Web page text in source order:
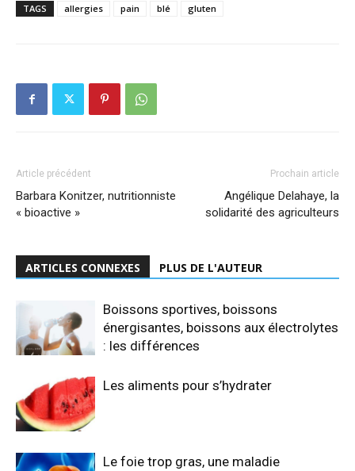
TAGS allergies pain blé gluten
Article précédent
Barbara Konitzer, nutritionniste
« bioactive »
Prochain article
Angélique Delahaye, la
solidarité des agriculteurs
ARTICLES CONNEXES PLUS DE L'AUTEUR
Boissons sportives, boissons
énergisantes, boissons aux électrolytes
: les différences
Les aliments pour s’hydrater
Le foie trop gras, une maladie